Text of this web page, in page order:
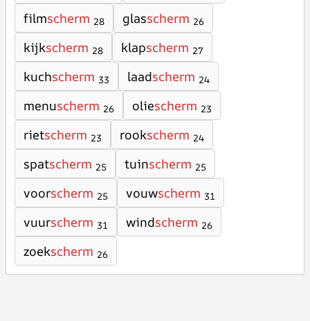
filmscherm 28 glasscherm 26
kijkscherm 28 klapscherm 27
kuchscherm 33 laadscherm 24
menuscherm 26 oliescherm 23
rietscherm 23 rookscherm 24
spatscherm 25 tuinscherm 25
voorscherm 25 vouwscherm 31
vuurscherm 31 windscherm 26
zoekscherm 26